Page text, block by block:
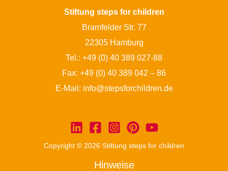
Stiftung steps for children
Bramfelder Str. 77
22305 Hamburg
Tel.: +49 (0) 40 389 027-88
Fax: +49 (0) 40 389 042 – 86
E-Mail: info@stepsforchildren.de
Copyright © 2026 Stiftung steps for children
Hinweise